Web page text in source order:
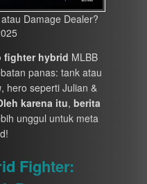
Damage Dealer?
fighter hybrid MLBB
panas: tank atau
, hero seperti Julian &
karena itu, berita
unggul untuk meta
Fighter: